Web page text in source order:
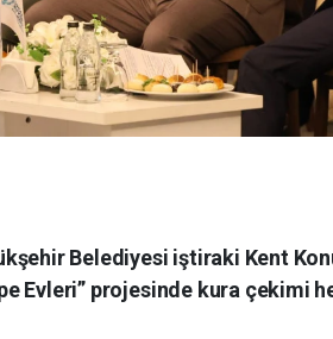
Belediyesi iştiraki Kent
Evleri” projesinde kura çekimi